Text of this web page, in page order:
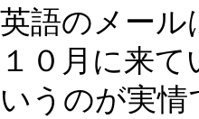
英語のメー
１０月に来
いうのが実情